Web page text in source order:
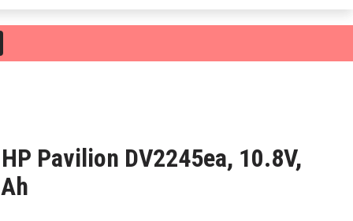
Pavilion DV2245ea, 10.8V,